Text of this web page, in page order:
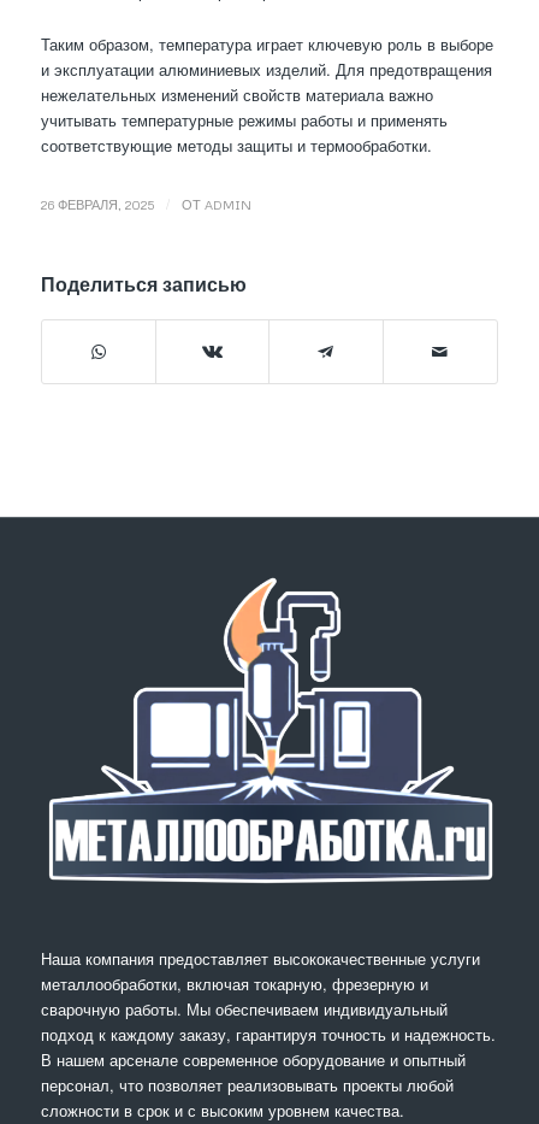
Таким образом, температура играет ключевую роль в выборе
и эксплуатации алюминиевых изделий. Для предотвращения
нежелательных изменений свойств материала важно
учитывать температурные режимы работы и применять
соответствующие методы защиты и термообработки.
26 ФЕВРАЛЯ, 2025 ОТ ADMIN
Поделиться записью
Наша компания предоставляет высококачественные услуги
металлообработки, включая токарную, фрезерную и
сварочную работы. Мы обеспечиваем индивидуальный
подход к каждому заказу, гарантируя точность и надежность.
В нашем арсенале современное оборудование и опытный
персонал, что позволяет реализовывать проекты любой
сложности в срок и с высоким уровнем качества.